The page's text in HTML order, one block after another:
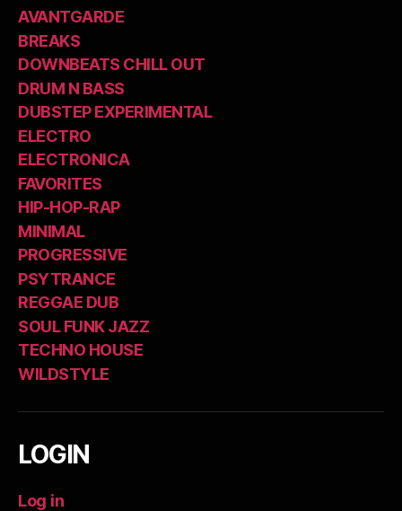
AVANTGARDE
BREAKS
DOWNBEATS CHILL OUT
DRUM N BASS
DUBSTEP EXPERIMENTAL
ELECTRO
ELECTRONICA
FAVORITES
HIP-HOP-RAP
MINIMAL
PROGRESSIVE
PSYTRANCE
REGGAE DUB
SOUL FUNK JAZZ
TECHNO HOUSE
WILDSTYLE
LOGIN
Log in